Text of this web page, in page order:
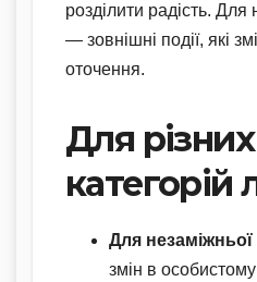
розділити радість.
— зовнішні події, які
оточення.
Для різних
Для незаміжньої
змін в